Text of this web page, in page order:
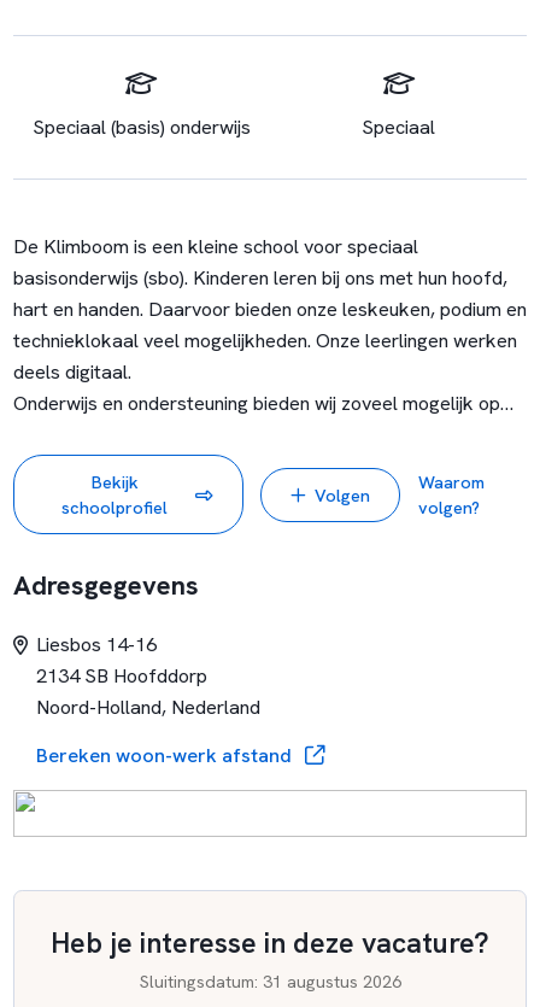
Speciaal (basis) onderwijs Speciaal
De Klimboom is een kleine school voor speciaal
basisonderwijs (sbo). Kinderen leren bij ons met hun hoofd,
hart en handen. Daarvoor bieden onze leskeuken, podium en
technieklokaal veel mogelijkheden. Onze leerlingen werken
deels digitaal.
Onderwijs en ondersteuning bieden wij zoveel mogelijk op
nauw samen met De Fakkel in Nieuw Vennep en Het
Kompas in Hoofddorp, andere Aloysiusscholen in de
Haarlemmermeer. Wij bundelen onze expertise om ieder
Bekijk
schoolprofiel
Volgen
Waarom
volgen?
Adresgegevens
Liesbos 14-16
2134 SB Hoofddorp
Noord-Holland, Nederland
Bereken woon-werk afstand
Heb je interesse in deze vacature?
Sluitingsdatum: 31 augustus 2026